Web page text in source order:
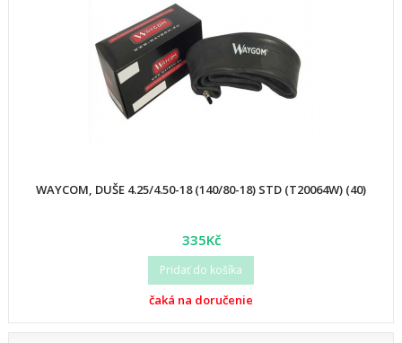
WAYCOM, DUŠE 4.25/4.50-18 (140/80-18) STD (T20064W) (40)
335Kč
Pridať do košíka
čaká na doručenie